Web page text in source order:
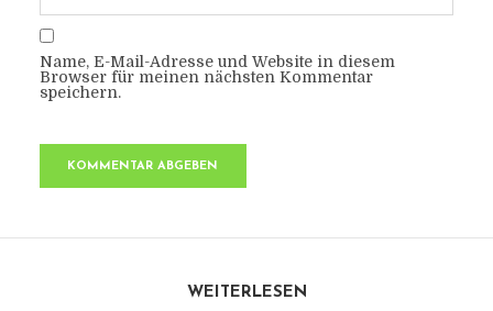
Name, E-Mail-Adresse und Website in diesem
Browser für meinen nächsten Kommentar
speichern.
WEITERLESEN